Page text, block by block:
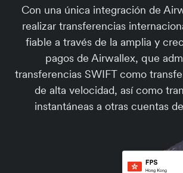
Con una única integración de
realizar transferencias
fiable a través de la amplia y
pagos de Airwallex, que
transferencias SWIFT como
de alta velocidad, así como
instantáneas a otras cuentas